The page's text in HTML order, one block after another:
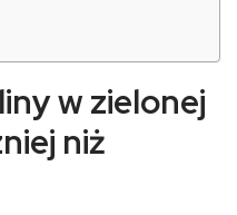
w zielonej
niż